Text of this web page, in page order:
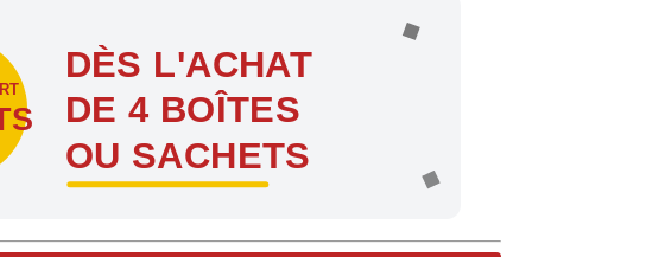
DÈS L'ACHAT
DE 4 BOÎTES
OU SACHETS
ou de pointes !